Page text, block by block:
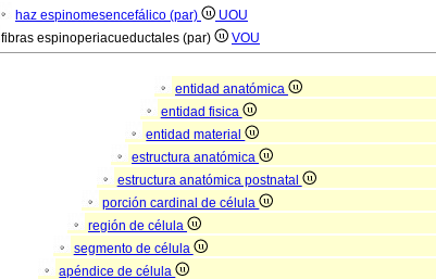
haz espinomesencefálico (par)
UOU
fibras espinoperiacueductales (par) VOU
entidad anatómica
entidad fisica
entidad material
estructura anatómica
estructura anatómica postnatal
porción cardinal de célula
región de célula
segmento de célula
apéndice de célula